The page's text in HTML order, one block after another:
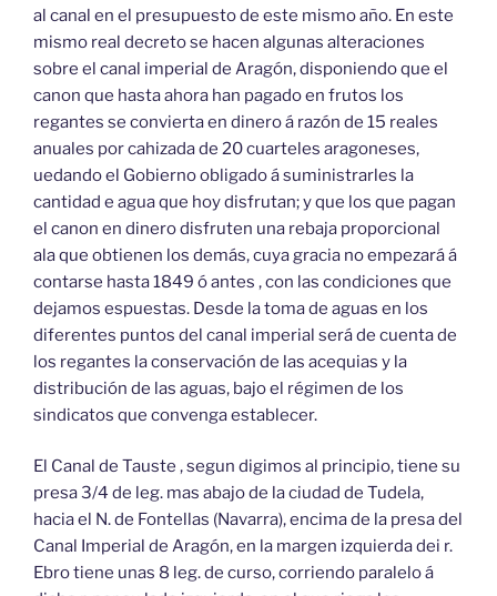
al canal en el presupuesto de este mismo año. En este
mismo real decreto se hacen algunas alteraciones
sobre el canal imperial de Aragón, disponiendo que el
canon que hasta ahora han pagado en frutos los
regantes se convierta en dinero á razón de 15 reales
anuales por cahizada de 20 cuarteles aragoneses,
uedando el Gobierno obligado á suministrarles la
cantidad e agua que hoy disfrutan; y que los que pagan
el canon en dinero disfruten una rebaja proporcional
ala que obtienen los demás, cuya gracia no empezará á
contarse hasta 1849 ó antes , con las condiciones que
dejamos espuestas. Desde la toma de aguas en los
diferentes puntos del canal imperial será de cuenta de
los regantes la conservación de las acequias y la
distribución de las aguas, bajo el régimen de los
sindicatos que convenga establecer.
El Canal de Tauste , segun digimos al principio, tiene su
presa 3/4 de leg. mas abajo de la ciudad de Tudela,
hacia el N. de Fontellas (Navarra), encima de la presa del
Canal Imperial de Aragón, en la margen izquierda dei r.
Ebro tiene unas 8 leg. de curso, corriendo paralelo á